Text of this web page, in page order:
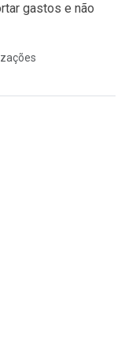
gastos e não